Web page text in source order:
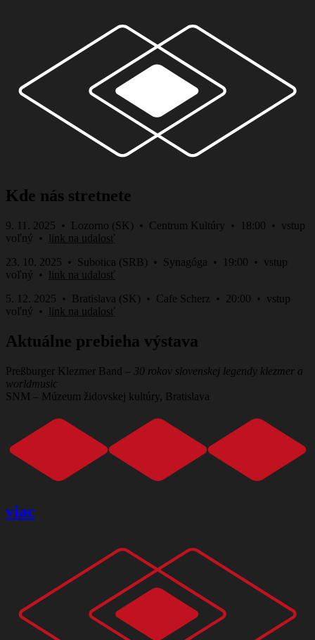
Kde nás stretnete
9. 11. 2025 • Lozorno (SK) • Centrum Kultúry • 18:00 • vstup
voľný •
link na udalosť
23. 10. 2025 • Subotica (SRB) • Synagóga • 19:00 • vstup
voľný •
link na udalosť
5. 12. 2025 • Bratislava (SK) • Cafe Scherz • 20:00 • vstup
voľný • link na udalosť
Aktuálne prebieha výstava
Preßburger Klezmer Band – 30 rokov slovenskej legendy klezmer a
worldmusic
SNM – Múzeum židovskej kultúry, Bratislava
viac